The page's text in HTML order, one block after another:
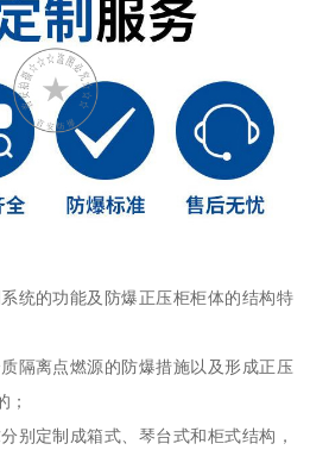
统的功能及防爆正压柜柜体的结构特
隔离点燃源的防爆措施以及形成正压
；
别定制成箱式、琴台式和柜式结构，